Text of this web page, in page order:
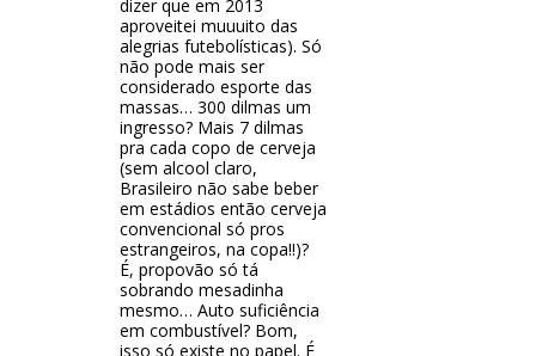
dizer que em 2013
aproveitei muuuito das
alegrias futebolísticas). Só
não pode mais ser
considerado esporte das
massas… 300 dilmas um
ingresso? Mais 7 dilmas
pra cada copo de cerveja
(sem alcool claro,
Brasileiro não sabe beber
em estádios então cerveja
convencional só pros
estrangeiros, na copa!!)?
É, propovão só tá
sobrando mesadinha
mesmo… Auto suficiência
em combustível? Bom,
isso só existe no papel. É